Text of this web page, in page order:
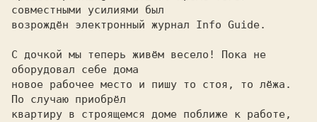
возрождён электронный журнал Info Guide.
С дочкой мы теперь живём весело! Пока не
оборудовал себе дома
новое рабочее место и пишу то стоя, то лёжа.
По случаю приобрёл
квартиру в строящемся доме поближе к работе,